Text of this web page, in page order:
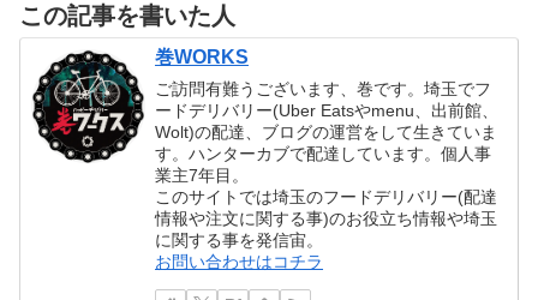
この記事を書いた人
巻WORKS
ご訪問有難うございます、巻です。埼玉でフ
ードデリバリー(Uber Eatsやmenu、出前館、
Wolt)の配達、ブログの運営をして生きていま
す。ハンターカブで配達しています。個人事
業主7年目。
このサイトでは埼玉のフードデリバリー(配達
情報や注文に関する事)のお役立ち情報や埼玉
に関する事を発信宙。
お問い合わせはコチラ